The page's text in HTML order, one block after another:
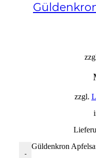
zzgl.
-
Güldenkron